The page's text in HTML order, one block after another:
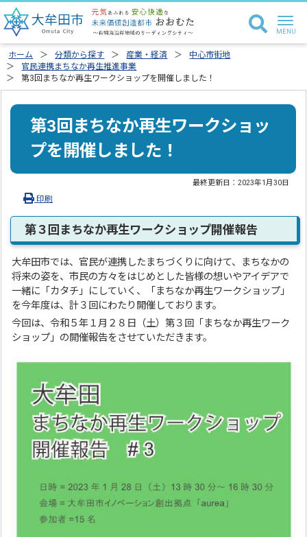
ホーム 分類から探す 産業・経済
中心市街地
官民連携まちなか再生推進事業
第3回まちなか再生ワークショップを開催しました！
第3回まちなか再生ワークショッ
プを開催しました！
最終更新日：2023年1月30日
印刷
第３回まちなか再生ワークショップ開催報告
大牟田市では、官民が連携したまちづくりに向けて、まちなかの
将来の姿を、市民の方々をはじめとした皆様の想いやアイデアで
一緒に「カタチ」にしていく、「まちなか再生ワークショップ」
を今年度は、計３回にわたり開催しております。
今回は、令和５年１月２８日（土）第３回「まちなか再生ワーク
ショップ」の開催報告をさせていただきます。